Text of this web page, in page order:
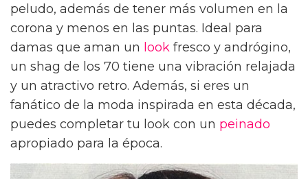
peludo, además de tener más volumen en la
corona y menos en las puntas. Ideal para
damas que aman un look fresco y andrógino,
un shag de los 70 tiene una vibración relajada
y un atractivo retro. Además, si eres un
fanático de la moda inspirada en esta década,
puedes completar tu look con un peinado
apropiado para la época.